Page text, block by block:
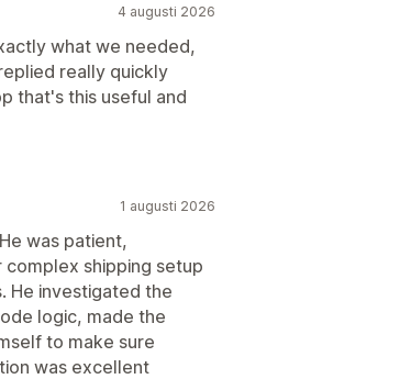
Schemaläggning
Dölj pris
valutor
Schemaläggning
4 augusti 2026
what we needed,
really quickly
that's this useful and
1 augusti 2026
was patient,
shipping setup
He investigated the
logic, made the
to make sure
was excellent